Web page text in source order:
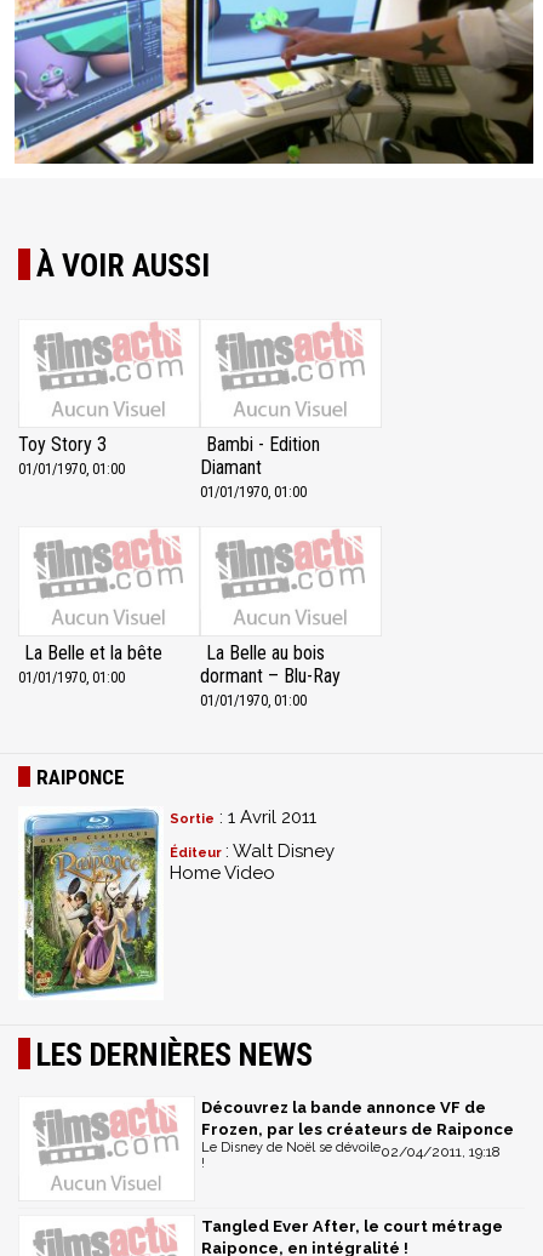
À VOIR AUSSI
Toy Story 3
01/01/1970, 01:00
Bambi - Edition
Diamant
01/01/1970, 01:00
La Belle et la bête
01/01/1970, 01:00
La Belle au bois
dormant – Blu-Ray
01/01/1970, 01:00
RAIPONCE
Sortie : 1 Avril 2011
Éditeur : Walt Disney
Home Video
LES DERNIÈRES NEWS
Découvrez la bande annonce VF de
Frozen, par les créateurs de Raiponce
02/04/2011, 19:18
Le Disney de Noël se dévoile
!
Tangled Ever After, le court métrage
Raiponce, en intégralité !